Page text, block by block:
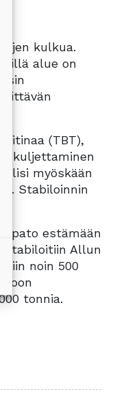
kulkua.
sillä alue on
(TBT),
kuljettaminen
myöskään
Stabiloinnin
pato estämään
stabiloitiin Allun
noin 500
tonnia.